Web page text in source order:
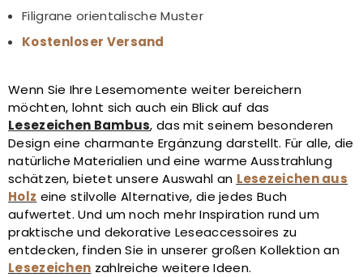
Filigrane orientalische Muster
Kostenloser Versand
Wenn Sie Ihre Lesemomente weiter bereichern
möchten, lohnt sich auch ein Blick auf das
Lesezeichen Bambus, das mit seinem besonderen
Design eine charmante Ergänzung darstellt. Für alle, die
natürliche Materialien und eine warme Ausstrahlung
schätzen, bietet unsere Auswahl an Lesezeichen aus
Holz eine stilvolle Alternative, die jedes Buch
aufwertet. Und um noch mehr Inspiration rund um
praktische und dekorative Leseaccessoires zu
entdecken, finden Sie in unserer großen Kollektion an
Lesezeichen zahlreiche weitere Ideen.